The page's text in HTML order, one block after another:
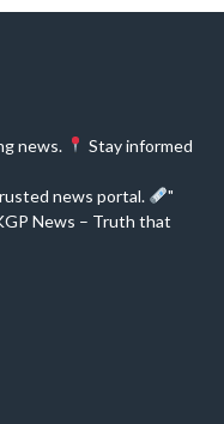
news.
Stay informed
news portal.
"
News – Truth that